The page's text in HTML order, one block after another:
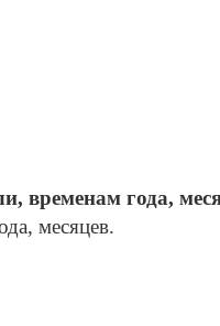
временам года,
месяцев.